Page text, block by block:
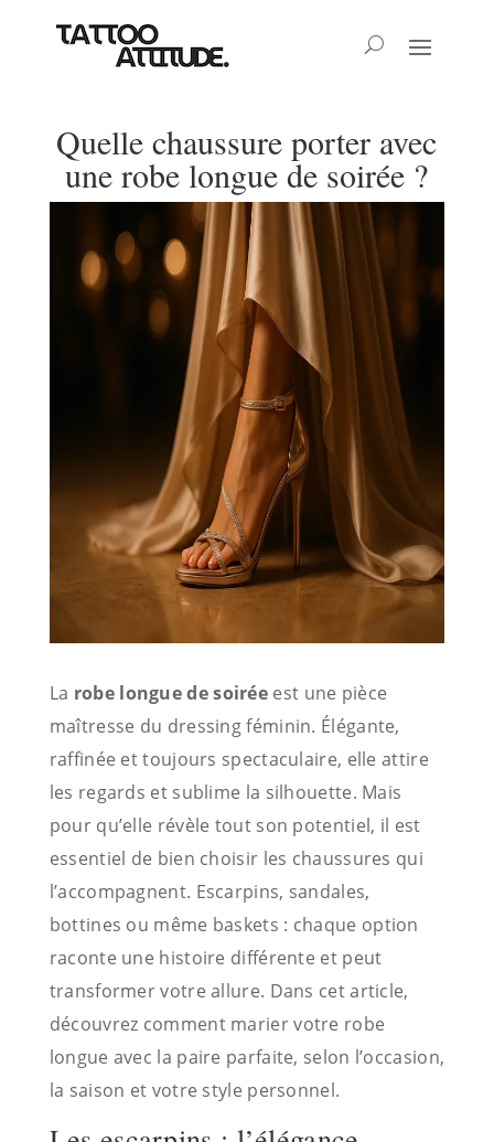
Quelle chaussure porter avec
une robe longue de soirée ?
La robe longue de soirée est une pièce
maîtresse du dressing féminin. Élégante,
raffinée et toujours spectaculaire, elle attire
les regards et sublime la silhouette. Mais
pour qu’elle révèle tout son potentiel, il est
essentiel de bien choisir les chaussures qui
l’accompagnent. Escarpins, sandales,
bottines ou même baskets : chaque option
raconte une histoire différente et peut
transformer votre allure. Dans cet article,
découvrez comment marier votre robe
longue avec la paire parfaite, selon l’occasion,
la saison et votre style personnel.